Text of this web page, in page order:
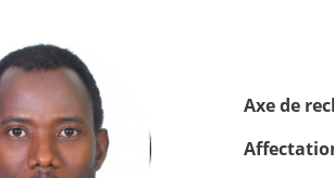
Axe de